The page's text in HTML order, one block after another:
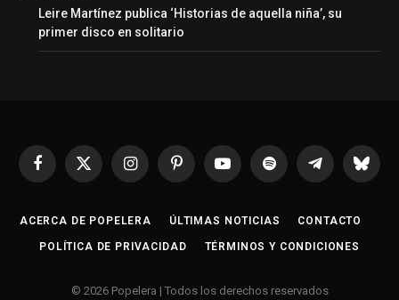
Leire Martínez publica ‘Historias de aquella niña’, su
primer disco en solitario
Facebook
X
InstagramPinterestYouTubeSpotify Telegrama
ACERCA DE POPELERA ÚLTIMAS NOTICIAS CONTACTO
POLÍTICA DE PRIVACIDAD TÉRMINOS Y CONDICIONES
© 2026 Popelera | Todos los derechos reservados